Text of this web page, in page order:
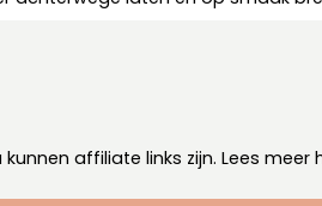
affiliate links zijn. Lees meer